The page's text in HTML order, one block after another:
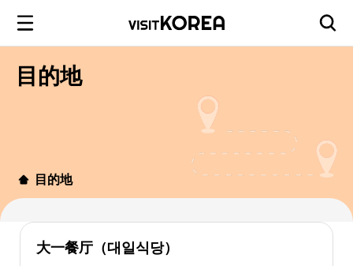
目的地
目的地
大一餐厅（대일식당）